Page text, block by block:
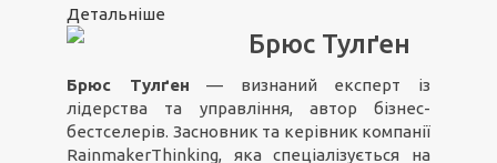
Детальніше
Брюс Тулґен
Брюс Тулґен — визнаний експерт із
лідерства та управління, автор бізнес-
бестселерів. Засновник та керівник компанії
RainmakerThinking, яка спеціалізується на